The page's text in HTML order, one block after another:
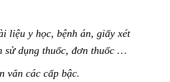
liệu y học, bệnh án, giấy xét
sử dụng thuốc, đơn thuốc …
văn các cấp bậc.